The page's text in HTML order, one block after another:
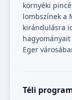
környéki
lombszínek a
kirándulásra
Eger
Téli